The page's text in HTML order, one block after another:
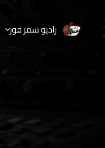
راديو سمر فور